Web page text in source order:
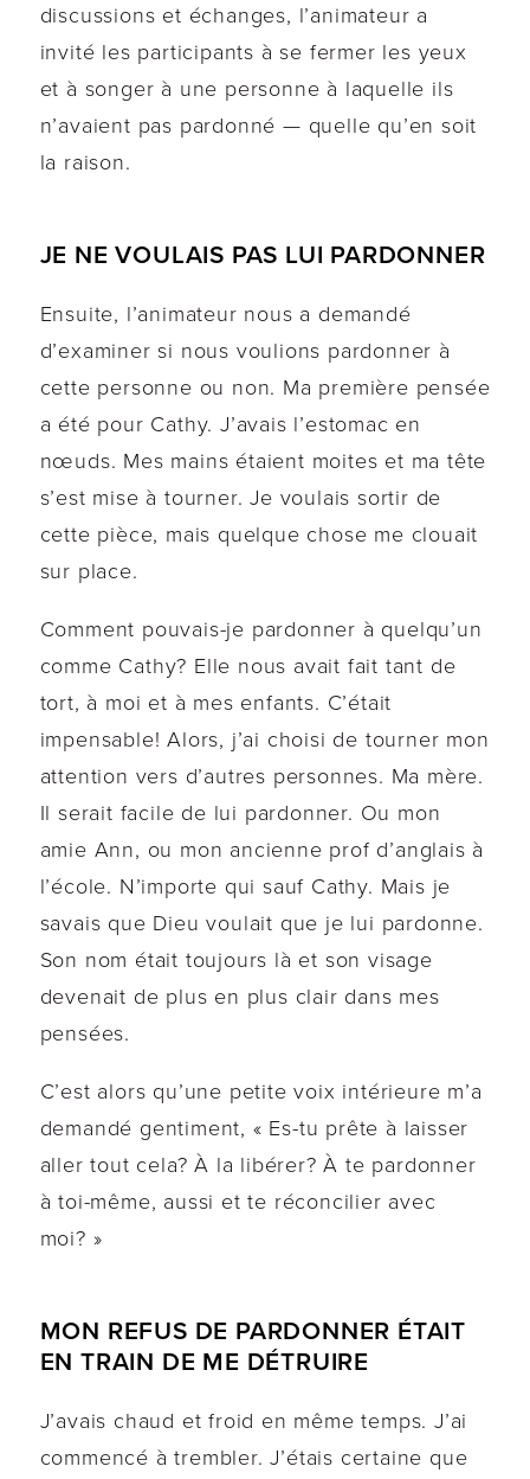
discussions et échanges, l’animateur a
invité les participants à se fermer les yeux
et à songer à une personne à laquelle ils
n’avaient pas pardonné — quelle qu’en soit
la raison.
JE NE VOULAIS PAS LUI PARDONNER
Ensuite, l’animateur nous a demandé
d’examiner si nous voulions pardonner à
cette personne ou non. Ma première pensée
a été pour Cathy. J’avais l’estomac en
nœuds. Mes mains étaient moites et ma tête
s’est mise à tourner. Je voulais sortir de
cette pièce, mais quelque chose me clouait
sur place.
Comment pouvais-je pardonner à quelqu’un
comme Cathy? Elle nous avait fait tant de
tort, à moi et à mes enfants. C’était
impensable! Alors, j’ai choisi de tourner mon
attention vers d’autres personnes. Ma mère.
Il serait facile de lui pardonner. Ou mon
amie Ann, ou mon ancienne prof d’anglais à
l’école. N’importe qui sauf Cathy. Mais je
savais que Dieu voulait que je lui pardonne.
Son nom était toujours là et son visage
devenait de plus en plus clair dans mes
pensées.
C’est alors qu’une petite voix intérieure m’a
demandé gentiment, « Es-tu prête à laisser
aller tout cela? À la libérer? À te pardonner
à toi-même, aussi et te réconcilier avec
moi? »
MON REFUS DE PARDONNER ÉTAIT
EN TRAIN DE ME DÉTRUIRE
J’avais chaud et froid en même temps. J’ai
commencé à trembler. J’étais certaine que